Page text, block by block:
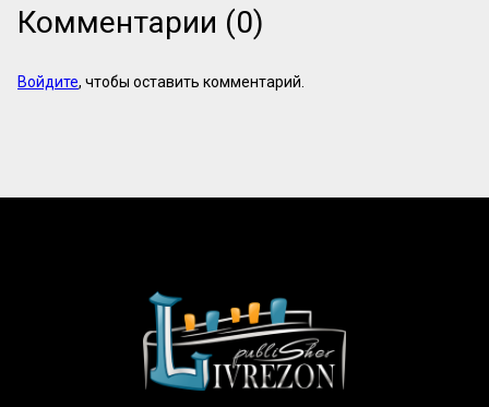
Комментарии (0)
Войдите, чтобы оставить комментарий.